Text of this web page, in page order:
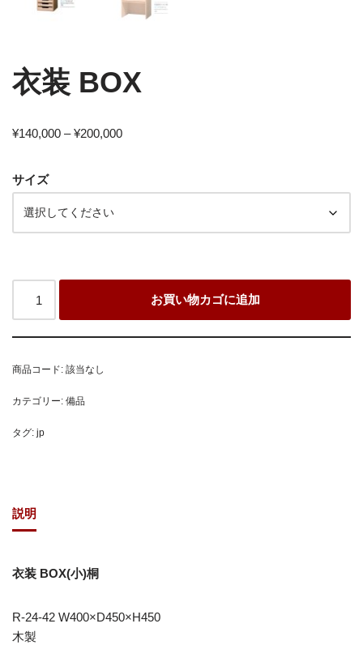
衣装 BOX
¥140,000 –¥200,000
サイズ
お買い物カゴに追加
商品コード: 該当なし
カテゴリー: 備品
タグ: jp
説明
衣装 BOX(小)桐
R-24-42 W400×D450×H450
木製